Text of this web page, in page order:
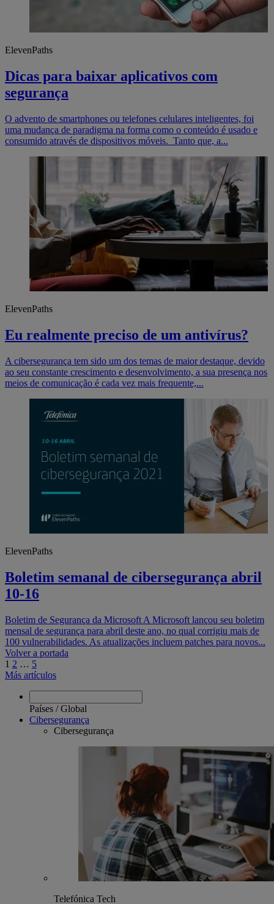
ElevenPaths
Dicas para baixar aplicativos com
segurança
O advento de smartphones ou telefones celulares inteligentes, foi
uma mudança de paradigma na forma como o conteúdo é usado e
consumido através de dispositivos móveis. Tanto que, a...
ElevenPaths
Eu realmente preciso de um antivírus?
A cibersegurança tem sido um dos temas de maior destaque, devido
ao seu constante crescimento e desenvolvimento, a sua presença nos
meios de comunicação é cada vez mais frequente,...
ElevenPaths
Boletim semanal de cibersegurança abril
10-16
Boletim de Segurança da Microsoft A Microsoft lançou seu boletim
mensal de segurança para abril deste ano, no qual corrigiu mais de
100 vulnerabilidades. As atualizações incluem patches para novos...
Navegación
de
entradas
Volver a portada
1 2 … 5
Más artículos
Países /Global
Cibersegurança
Cibersegurança
Telefónica Tech